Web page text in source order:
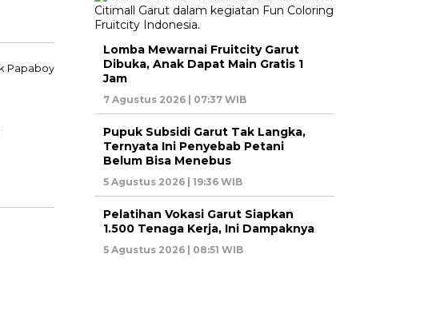
Lomba Mewarnai Fruitcity Garut
Dibuka, Anak Dapat Main Gratis 1
Jam
7 Agustus 2026 | 07:37 WIB
Pupuk Subsidi Garut Tak Langka,
Ternyata Ini Penyebab Petani
Belum Bisa Menebus
5 Agustus 2026 | 19:36 WIB
Pelatihan Vokasi Garut Siapkan
1.500 Tenaga Kerja, Ini Dampaknya
5 Agustus 2026 | 08:51 WIB